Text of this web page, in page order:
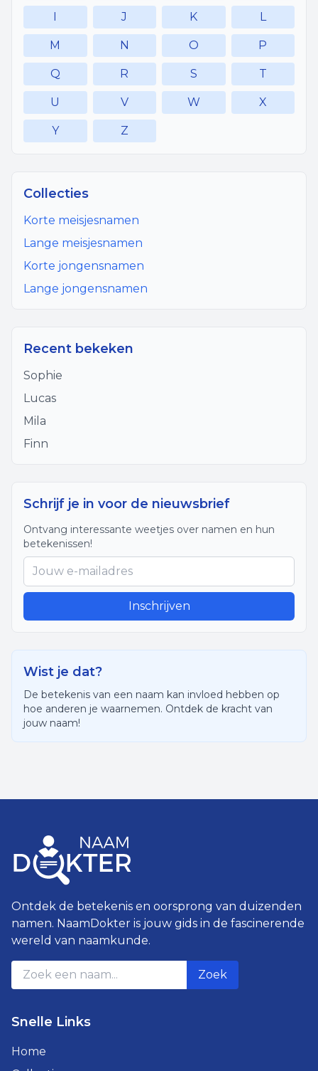
I J K L
M N O P
Q R S T
U V W X
Y Z
Collecties
Korte meisjesnamen
Lange meisjesnamen
Korte jongensnamen
Lange jongensnamen
Recent bekeken
Sophie
Lucas
Mila
Finn
Schrijf je in voor de nieuwsbrief
Ontvang interessante weetjes over namen en hun
betekenissen!
Inschrijven
Wist je dat?
De betekenis van een naam kan invloed hebben op
hoe anderen je waarnemen. Ontdek de kracht van
jouw naam!
Ontdek de betekenis en oorsprong van duizenden
namen. NaamDokter is jouw gids in de fascinerende
wereld van naamkunde.
Zoek
Snelle Links
Home